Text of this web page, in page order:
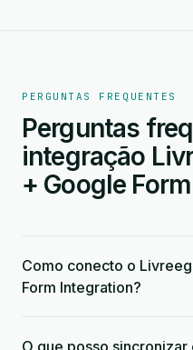
PERGUNTAS FREQUENTES
Perguntas
integração
+ Google
Como conecto o
Form Integration?
O que posso